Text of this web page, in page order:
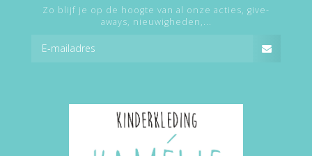
Zo blijf je op de hoogte van al onze acties, give-
aways, nieuwigheden,...